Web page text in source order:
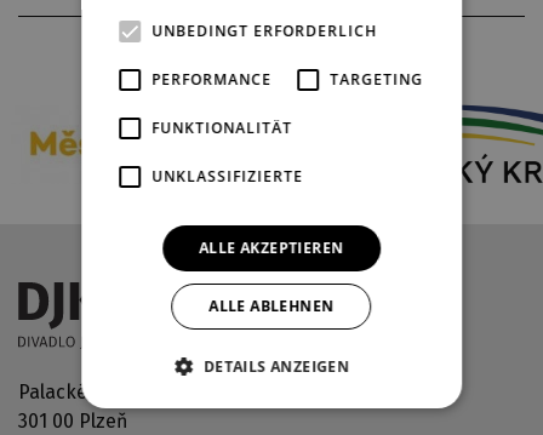
Palackého náměstí 30
301 00 Plzeň
UNBEDINGT ERFORDERLICH
PERFORMANCE TARGETING
FUNKTIONALITÄT
UNKLASSIFIZIERTE
ALLE AKZEPTIEREN
ALLE ABLEHNEN
DETAILS ANZEIGEN